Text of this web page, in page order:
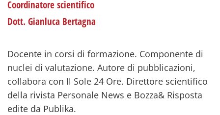
Coordinatore scientifico
Dott. Gianluca Bertagna
Docente in corsi di formazione. Componente di
nuclei di valutazione. Autore di pubblicazioni,
collabora con Il Sole 24 Ore. Direttore scientifico
della rivista Personale News e Bozza& Risposta
edite da Publika.